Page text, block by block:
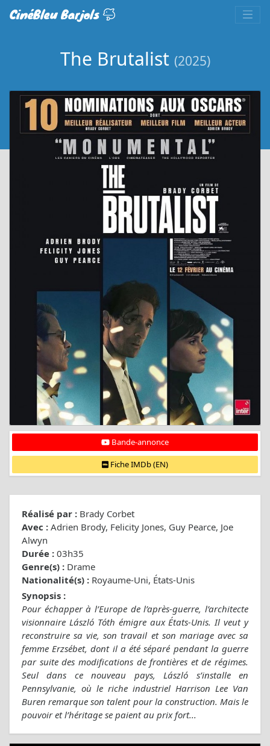
CinéBleu Barjols
The Brutalist (2025)
Bande-annonce
Fiche IMDb (EN)
Réalisé par : Brady Corbet
Avec : Adrien Brody, Felicity Jones, Guy Pearce, Joe
Alwyn
Durée : 03h35
Genre(s) : Drame
Nationalité(s) : Royaume-Uni, États-Unis
Synopsis :
Pour échapper à l’Europe de l’après-guerre, l’architecte
visionnaire László Tóth émigre aux États-Unis. Il veut y
reconstruire sa vie, son travail et son mariage avec sa
femme Erzsébet, dont il a été séparé pendant la guerre
par suite des modifications de frontières et de régimes.
Seul dans ce nouveau pays, László s’installe en
Pennsylvanie, où le riche industriel Harrison Lee Van
Buren remarque son talent pour la construction. Mais le
pouvoir et l’héritage se paient au prix fort...